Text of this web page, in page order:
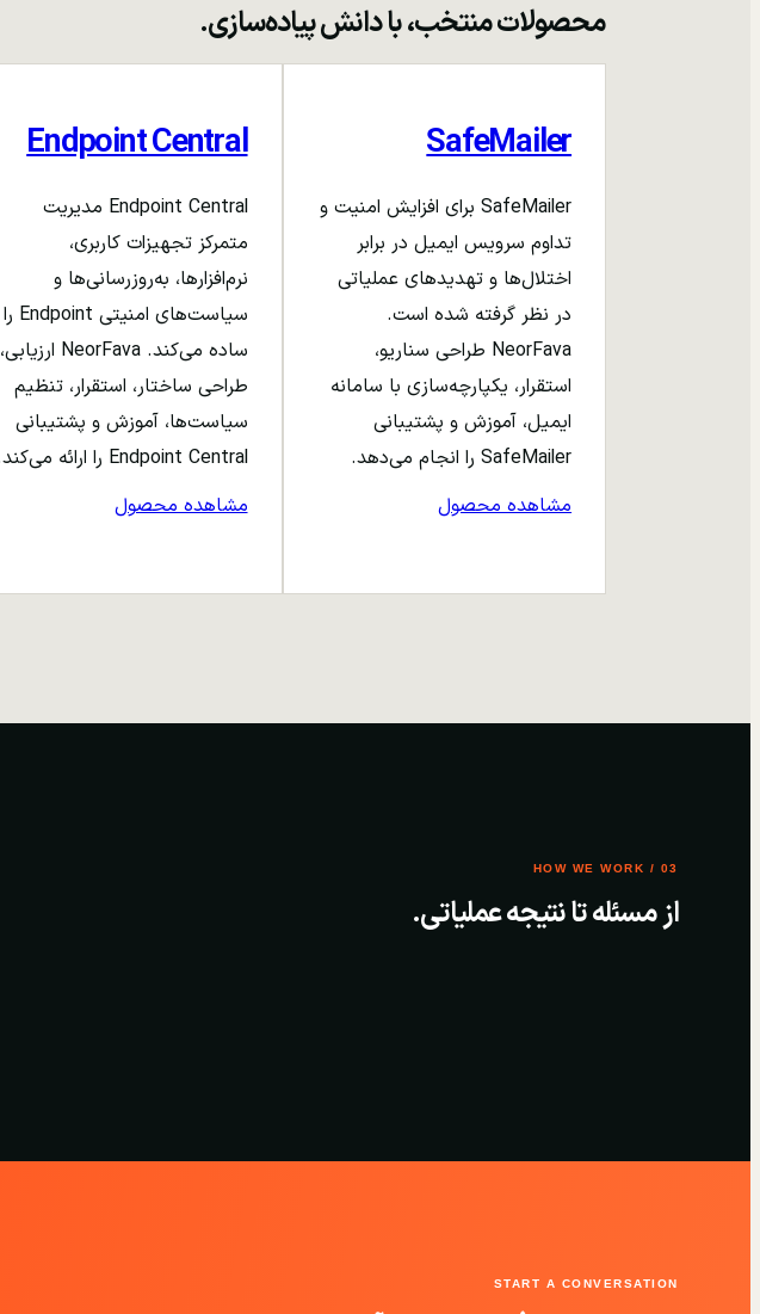
محصولات منتخب، با دانش پیاده‌سازی.
SafeMailer
SafeMailer برای افزایش امنیت و
تداوم سرویس ایمیل در برابر
اختلال‌ها و تهدیدهای عملیاتی
در نظر گرفته شده است.
NeorFava طراحی سناریو،
استقرار، یکپارچه‌سازی با سامانه
ایمیل، آموزش و پشتیبانی
SafeMailer را انجام می‌دهد.
مشاهده محصول
Endpoint Central
Endpoint Central مدیریت
متمرکز تجهیزات کاربری،
نرم‌افزارها، به‌روزرسانی‌ها و
سیاست‌های امنیتی Endpoint را
ساده می‌کند. NeorFava ارزیابی،
طراحی ساختار، استقرار، تنظیم
سیاست‌ها، آموزش و پشتیبانی
Endpoint Central را ارائه می‌کند.
مشاهده محصول
03 / HOW WE WORK
از مسئله تا نتیجه عملیاتی.
START A CONVERSATION